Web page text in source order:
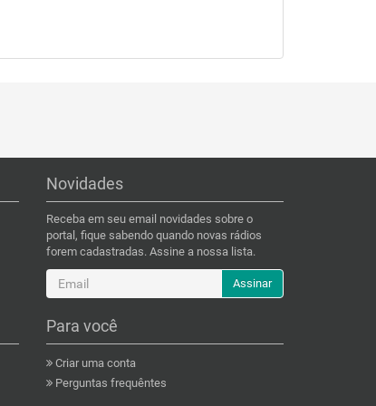
Novidades
Receba em seu email novidades sobre o
portal, fique sabendo quando novas rádios
forem cadastradas. Assine a nossa lista.
Assinar
Para você
Criar uma conta
Perguntas frequêntes